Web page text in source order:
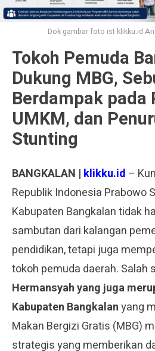
Dok gambar foto ist klikku.id
Tokoh Pemuda
Dukung MBG,
Berdampak pada
UMKM, dan
Stunting
BANGKALAN | klikku.id –
Republik Indonesia Prabowo
Kabupaten Bangkalan tidak
sambutan dari kalangan
pendidikan, tetapi juga
tokoh pemuda daerah. Salah
Hermansyah yang juga
Kabupaten Bangkalanyang
Makan Bergizi Gratis (MBG)
strategis yang memberikan